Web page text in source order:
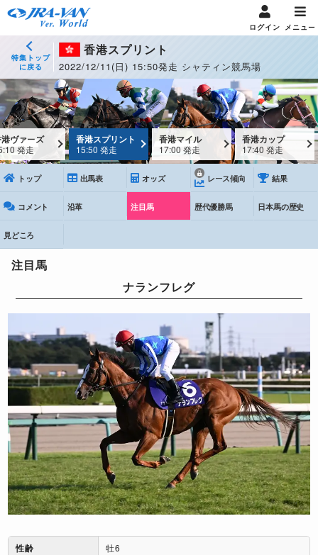
ログイン メニュー
特集トップ
に戻る
香港スプリント
2022/12/11(日) 15:50発走 シャティン競馬場
ヴァーズ
発走
香港スプリント
15:50 発走
香港マイル
17:00 発走
香港カップ
17:40 発走
トップ 出馬表 オッズ レース傾向 結果
コメント 沿革 注目馬 歴代優勝馬 日本馬の歴史
見どころ
注目馬
ナランフレグ
性齢 牡6